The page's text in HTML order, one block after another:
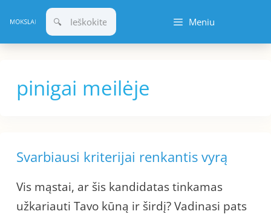
prie
turinio
Meniu
pinigai meilėje
Svarbiausi kriterijai renkantis vyrą
Vis mąstai, ar šis kandidatas tinkamas
užkariauti Tavo kūną ir širdį? Vadinasi pats